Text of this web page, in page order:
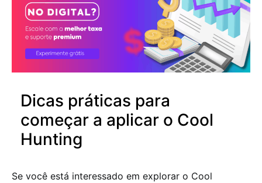
Dicas práticas para
começar a aplicar o Cool
Hunting
Se você está interessado em explorar o Cool